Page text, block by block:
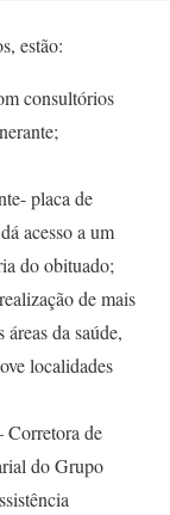
estão:
consultórios
placa de
acesso a um
do obituado;
de mais
da saúde,
localidades
Corretora de
do Grupo